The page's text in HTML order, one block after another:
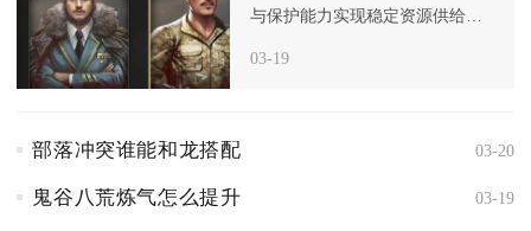
与保护能力实现稳定资源供给，
源和食
03-19
部落冲突谁能和龙搭配 03-20
鬼谷八荒炼气怎么提升 03-19